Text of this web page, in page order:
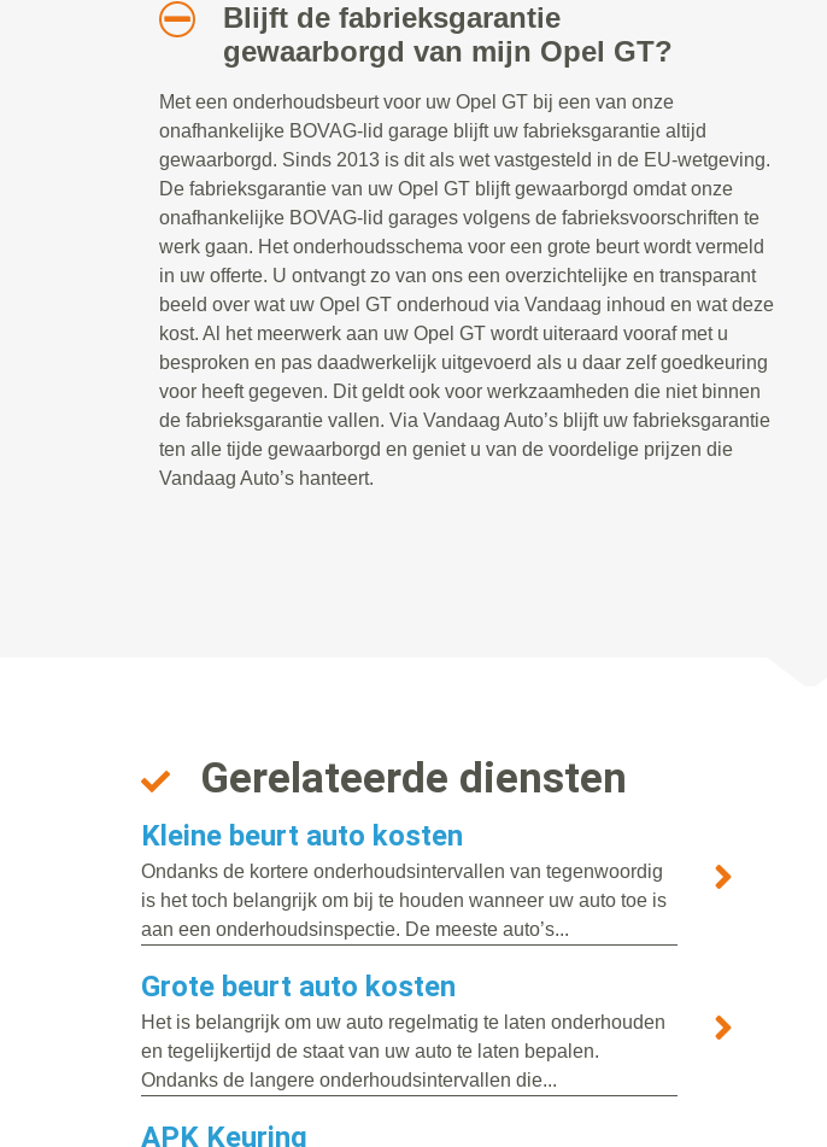
Blijft de fabrieksgarantie
gewaarborgd van mijn Opel GT?
Met een onderhoudsbeurt voor uw Opel GT bij een van onze
onafhankelijke BOVAG-lid garage blijft uw fabrieksgarantie altijd
gewaarborgd. Sinds 2013 is dit als wet vastgesteld in de EU-wetgeving.
De fabrieksgarantie van uw Opel GT blijft gewaarborgd omdat onze
onafhankelijke BOVAG-lid garages volgens de fabrieksvoorschriften te
werk gaan. Het onderhoudsschema voor een grote beurt wordt vermeld
in uw offerte. U ontvangt zo van ons een overzichtelijke en transparant
beeld over wat uw Opel GT onderhoud via Vandaag inhoud en wat deze
kost. Al het meerwerk aan uw Opel GT wordt uiteraard vooraf met u
besproken en pas daadwerkelijk uitgevoerd als u daar zelf goedkeuring
voor heeft gegeven. Dit geldt ook voor werkzaamheden die niet binnen
de fabrieksgarantie vallen. Via Vandaag Auto’s blijft uw fabrieksgarantie
ten alle tijde gewaarborgd en geniet u van de voordelige prijzen die
Vandaag Auto’s hanteert.
Gerelateerde diensten
Kleine beurt auto kosten
Ondanks de kortere onderhoudsintervallen van tegenwoordig
is het toch belangrijk om bij te houden wanneer uw auto toe is
aan een onderhoudsinspectie. De meeste auto’s...
Grote beurt auto kosten
Het is belangrijk om uw auto regelmatig te laten onderhouden
en tegelijkertijd de staat van uw auto te laten bepalen.
Ondanks de langere onderhoudsintervallen die...
APK Keuring